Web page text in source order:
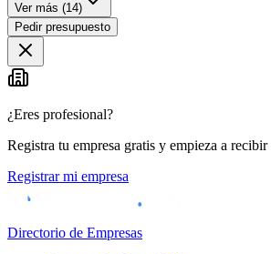
Ver más (14)
Pedir presupuesto
¿Eres profesional?
Registra tu empresa gratis y empieza a recibir
Registrar mi empresa
Directorio de Empresas